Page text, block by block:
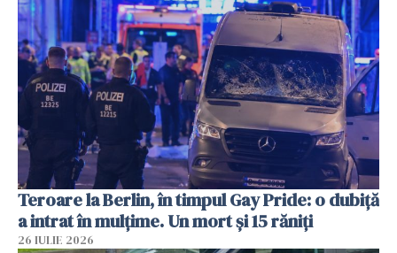
Teroare la Berlin, în timpul Gay Pride: o dubiță
a intrat în mulțime. Un mort și 15 răniți
26 IULIE 2026